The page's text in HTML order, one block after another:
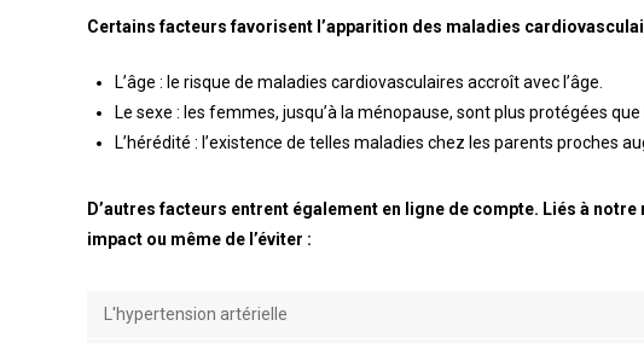
Certains facteurs favorisent l’apparition des maladies
L’âge : le risque de maladies cardiovasculaires accroît avec l’âge.
Le sexe : les femmes, jusqu’à la ménopause, sont plus protégées que
L’hérédité : l’existence de telles maladies chez les parents proches
D’autres facteurs entrent également en ligne de compte. Liés à
impact ou même de l’éviter :
L'hypertension artérielle